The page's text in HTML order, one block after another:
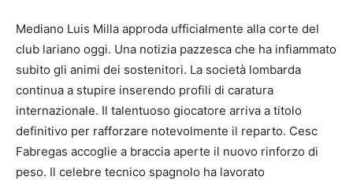
Mediano Luis Milla approda ufficialmente alla corte del
club lariano oggi. Una notizia pazzesca che ha infiammato
subito gli animi dei sostenitori. La società lombarda
continua a stupire inserendo profili di caratura
internazionale. Il talentuoso giocatore arriva a titolo
definitivo per rafforzare notevolmente il reparto. Cesc
Fabregas accoglie a braccia aperte il nuovo rinforzo di
peso. Il celebre tecnico spagnolo ha lavorato